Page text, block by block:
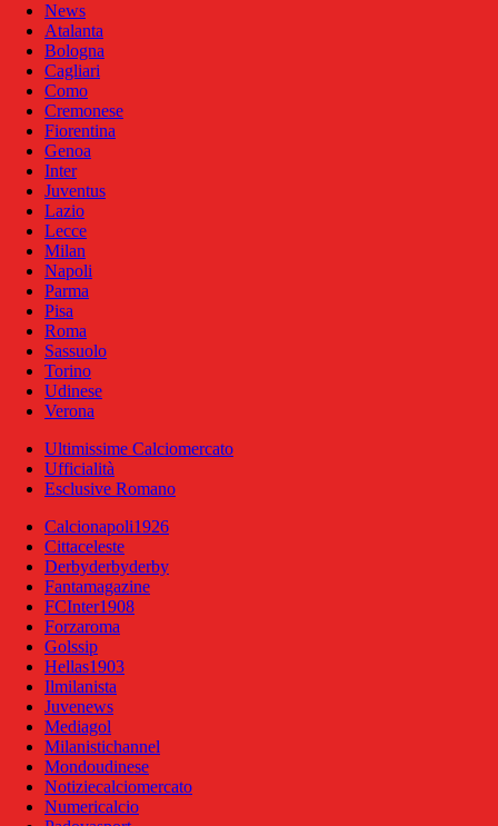
News
Atalanta
Bologna
Cagliari
Como
Cremonese
Fiorentina
Genoa
Inter
Juventus
Lazio
Lecce
Milan
Napoli
Parma
Pisa
Roma
Sassuolo
Torino
Udinese
Verona
Ultimissime Calciomercato
Ufficialità
Esclusive Romano
Calcionapoli1926
Cittaceleste
Derbyderbyderby
Fantamagazine
FCInter1908
Forzaroma
Golssip
Hellas1903
Ilmilanista
Juvenews
Mediagol
Milanistichannel
Mondoudinese
Notiziecalciomercato
Numericalcio